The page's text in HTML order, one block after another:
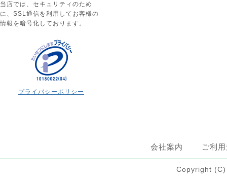
当店では、セキュリティのため
に、SSL通信を利用してお客様の
情報を暗号化しております。
プライバシーポリシー
会社案内 ご利
Copyright